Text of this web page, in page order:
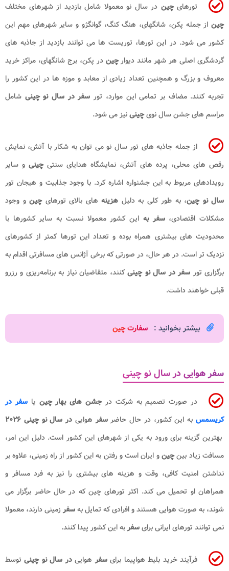
تورهایچین در سال نو معمولا شامل بازدید از شهرهای مختلف
چین از جمله پکن، شانگهای، هنگ کنگ، گوانگژو و سایر شهرهای مهم این
کشور می شود. در این تورها، توریست ها می توانند بازدید از جاذبه های
گردشگری اصلی هر شهر مانند دیوارچین در پکن، برج شانگهای، مراکز خرید
معروف و بزرگ و همچنین تعداد زیادی از معابد و موزه ها در این کشور را
تجربه کنند. مضاف بر تمامی این موارد، تور سفر در سال نو چینی شامل
مراسم های جشن سال نویچینینیز می شود.
از جمله جاذبه های تور سال نو می توان به شکار با آتش، نمایش
رقص های محلی، پرده های آتش، نمایشگاه هدایای سنتیچینی و سایر
رویدادهای مربوط به این جشنواره اشاره کرد. با وجود جذابیت و هیجان تور
سال نو چین، به طور کلی به دلیل هزینه های بالای تورهایچین و وجود
مشکلات اقتصادی،سفر به این کشور معمولا نسبت به سایر کشورها با
محدودیت های بیشتری همراه بوده و تعداد این تورها کمتر از کشورهای
نزدیک تر است. در هر حال، در صورتی که برخی آژانس های مسافرتی اقدام به
برگزاری تور سفر در سال نو چینیکنند، متقاضیان نیاز به برنامه‌ریزی و رزرو
قبلی خواهند داشت.
بیشتر بخوانید : سفارت چین
سفر هوایی در سال نو چینی
در صورت تصمیم به شرکت در جشن های بهار چین یاسفر در
کریسمس به این کشور، در حال حاضرسفرهوایی در سال نو چینی ۲۰۲۶​
بهترین گزینه برای ورود به یکی از شهرهای این کشور است. دلیل این امر،
مسافت زیاد بینچینو ایران است و رفتن به این کشور از راه زمینی، علاوه بر
نداشتن امنیت کافی، وقت و هزینه های بیشتری را نیز به فرد مسافر و
همراهان او تحمیل می کند. اکثر تورهای چین که در حال حاضر برگزار می
شوند، به صورت هوایی هستند و افرادی که تمایل بهسفرزمینی دارند، معمولا
نمی توانند تورهای ایرانی برایسفربه این کشور پیدا کنند.
فرآیند خرید بلیط هواپیما برایسفرهواییدر سال نو چینیتوسط